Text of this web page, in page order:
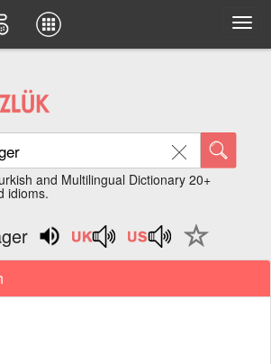
and Multilingual Dictionary 20+
idioms.